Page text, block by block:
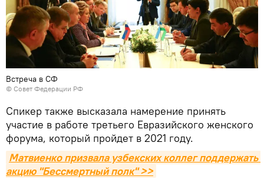
Встреча в СФ
© Совет Федерации РФ
Спикер также высказала намерение принять
участие в работе третьего Евразийского женского
форума, который пройдет в 2021 году.
Матвиенко призвала узбекских коллег поддержать
акцию "Бессмертный полк" >>